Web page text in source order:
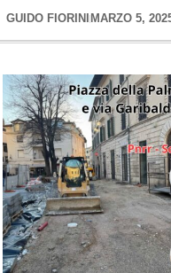
GUIDO FIORINI MARZO 5,